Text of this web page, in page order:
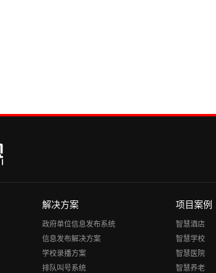
解决方案
政府单位信息发布系统
信息发布解决方案
学校录播方案
排队叫号系统
项目案例
智慧酒店
智慧学校
智慧医院
智慧养老